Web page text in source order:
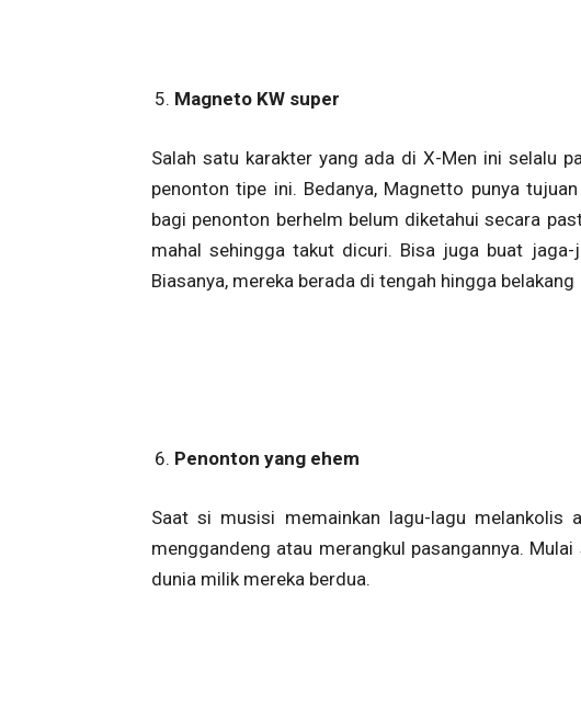
Magneto KW super
Salah satu karakter yang ada di X-Men ini selalu
penonton tipe ini. Bedanya, Magnetto punya
bagi penonton berhelm belum diketahui secara
mahal sehingga takut dicuri. Bisa juga buat
Biasanya, mereka berada di tengah hingga belakang
Penonton yang ehem
Saat si musisi memainkan lagu-lagu melankolis
menggandeng atau merangkul pasangannya.
dunia milik mereka berdua.